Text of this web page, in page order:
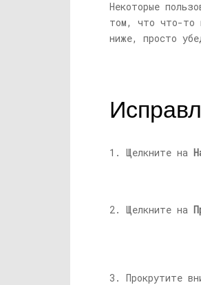
Некоторые
том, что что-то
ниже, просто
1. Щелкните на
2. Щелкните на
3. Прокрутите